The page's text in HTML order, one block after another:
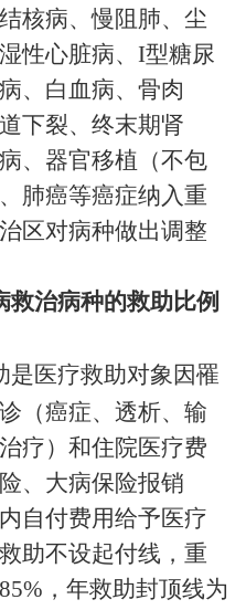
核病、慢阻肺、尘
性心脏病、I型糖尿
、白血病、骨肉
下裂、终末期肾
、器官移植（不包
肺癌等癌症纳入重
区对病种做出调整
治病种的救助比例
是医疗救助对象因罹
（癌症、透析、输
疗）和住院医疗费
、大病保险报销
自付费用给予医疗
助不设起付线，重
，年救助封顶线为